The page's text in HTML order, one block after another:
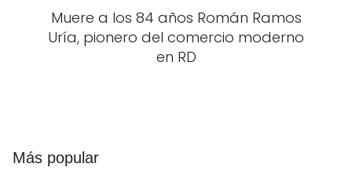
Muere a los 84 años Román Ramos
Uría, pionero del comercio moderno
en RD
Más popular